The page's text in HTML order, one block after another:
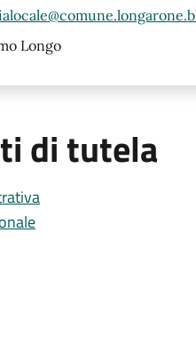
Longo
di tutela